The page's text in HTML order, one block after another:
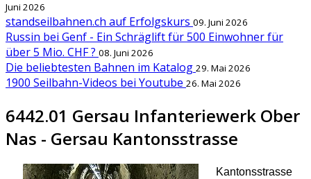
Juni 2026
standseilbahnen.ch auf Erfolgskurs 09. Juni 2026
Russin bei Genf - Ein Schräglift für 500 Einwohner für
über 5 Mio. CHF ? 08. Juni 2026
Die beliebtesten Bahnen im Katalog 29. Mai 2026
1900 Seilbahn-Videos bei Youtube 26. Mai 2026
6442.01 Gersau Infanteriewerk Ober
Nas - Gersau Kantonsstrasse
Kantonsstrasse